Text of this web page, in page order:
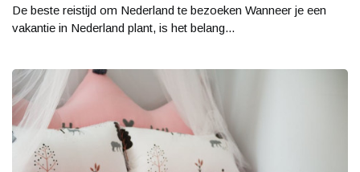
De beste reistijd om Nederland te bezoeken Wanneer je een
vakantie in Nederland plant, is het belang...